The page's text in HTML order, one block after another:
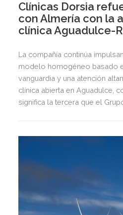
Clínicas Dorsia
con Almería con la
clínica Aguadulce-
La compañía continúa
modelo homogéneo basado
vanguardia y una atención
clínica abierta en Aguadulce,
significa la tercera que el